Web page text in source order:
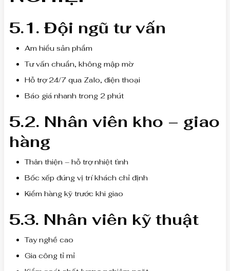
5.1. Đội ngũ tư vấn
Am hiểu sản phẩm
Tư vấn chuẩn, không mập mờ
Hỗ trợ 24/7 qua Zalo, điện thoại
Báo giá nhanh trong 2 phút
5.2. Nhân viên kho – giao
hàng
Thân thiện – hỗ trợ nhiệt tình
Bốc xếp đúng vị trí khách chỉ định
Kiểm hàng kỹ trước khi giao
5.3. Nhân viên kỹ thuật
Tay nghề cao
Gia công tỉ mỉ